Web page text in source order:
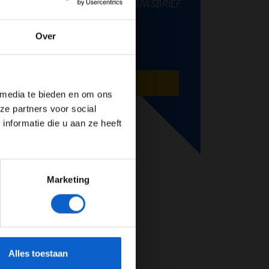
Over
te bieden en om ons
partners voor social
die u aan ze heeft
Marketing
Alles toestaan
NIEUWSBRIEF